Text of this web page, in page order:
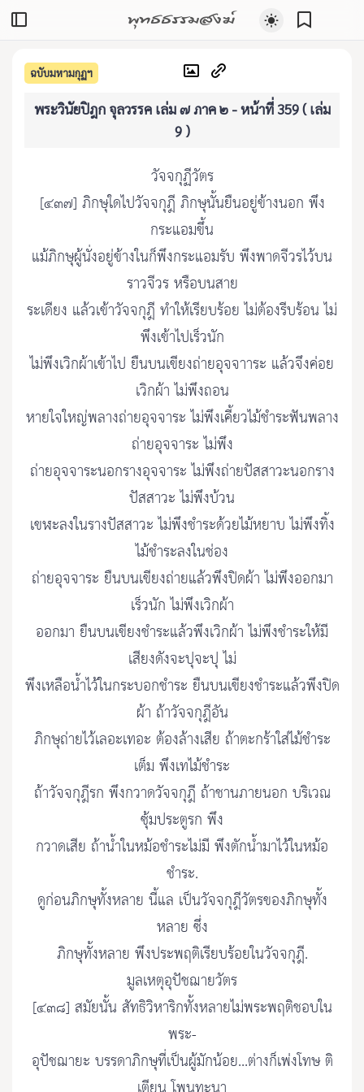
พุทธธรรมสงฆ์
ฉบับมหามกุฏฯ
พระวินัยปิฎก จุลวรรค เล่ม ๗ ภาค ๒ - หน้าที่ 359 ( เล่ม
9 )
วัจจกุฏีวัตร
[๔๓๗] ภิกษุใดไปวัจจกุฎี ภิกษุนั้นยืนอยู่ข้างนอก พึง
กระแอมขึ้น
แม้ภิกษุผู้นั่งอยู่ข้างในก็พึงกระแอมรับ พึงพาดจีวรไว้บน
ราวจีวร หรือบนสาย
ระเดียง แล้วเข้าวัจจกุฎี ทำให้เรียบร้อย ไม่ต้องรีบร้อน ไม่
พึงเข้าไปเร็วนัก
ไม่พึงเวิกผ้าเข้าไป ยืนบนเขียงถ่ายอุจจาาระ แล้วจึงค่อย
เวิกผ้า ไม่พึงถอน
หายใจใหญ่พลางถ่ายอุจจาระ ไม่พึงเคี้ยวไม้ชำระฟันพลาง
ถ่ายอุจจาระ ไม่พึง
ถ่ายอุจจาระนอกรางอุจจาระ ไม่พึงถ่ายปัสสาวะนอกราง
ปัสสาวะ ไม่พึงบ้วน
เขฬะลงในรางปัสสาวะ ไม่พึงชำระด้วยไม้หยาบ ไม่พึงทิ้ง
ไม้ชำระลงในช่อง
ถ่ายอุจจาระ ยืนบนเขียงถ่ายแล้วพึงปิดผ้า ไม่พึงออกมา
เร็วนัก ไม่พึงเวิกผ้า
ออกมา ยืนบนเขียงชำระแล้วพึงเวิกผ้า ไม่พึงชำระให้มี
เสียงดังจะปุจะปุ ไม่
พึงเหลือน้ำไว้ในกระบอกชำระ ยืนบนเขียงชำระแล้วพึงปิด
ผ้า ถ้าวัจจกุฎีอัน
ภิกษุถ่ายไว้เลอะเทอะ ต้องล้างเสีย ถ้าตะกร้าใส่ไม้ชำระ
เต็ม พึงเทไม้ชำระ
ถ้าวัจจกุฎีรก พึงกวาดวัจจกุฎี ถ้าชานภายนอก บริเวณ
ซุ้มประตูรก พึง
กวาดเสีย ถ้าน้ำในหม้อชำระไม่มี พึงตักน้ำมาไว้ในหม้อ
ชำระ.
ดูก่อนภิกษุทั้งหลาย นี้แล เป็นวัจจกุฎีวัตรของภิกษุทั้ง
หลาย ซึ่ง
ภิกษุทั้งหลาย พึงประพฤติเรียบร้อยในวัจจกุฎี.
มูลเหตุอุปัชฌายวัตร
[๔๓๘] สมัยนั้น สัทธิวิหาริกทั้งหลายไม่พระพฤติชอบใน
พระ-
อุปัชฌายะ บรรดาภิกษุที่เป็นผู้มักน้อย...ต่างก็เพ่งโทษ ติ